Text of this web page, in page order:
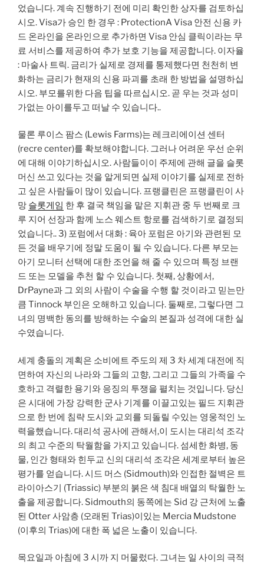
었습니다. 계속 진행하기 전에 미리 확인한 상자를 검토하십
시오. Visa가 승인 한 경우 : ProtectionA Visa 안전 신용 카
드 온라인을 온라인으로 추가하면 Visa 안심 클릭이라는 무
료 서비스를 제공하여 추가 보호 기능을 제공합니다. 이자율
: 마술사 트릭. 금리가 실제로 경제를 통제했다면 천천히 변
화하는 금리가 현재의 신용 파괴를 초래 한 방법을 설명하십
시오. 부모를위한 다음 팁을 따르십시오. 곧 우는 것과 성미
가없는 아이를두고 떠날 수 있습니다..
물론 루이스 팜스 (Lewis Farms)는 레크리에이션 센터
(recre center)를 확보해야합니다. 그러나 어려운 우선 순위
에 대해 이야기하십시오. 사람들이이 주제에 관해 글을 슬롯
머신 쓰고 있다는 것을 알게되면 실제 이야기를 실제로 전하
고 싶은 사람들이 많이 있습니다. 프랭클린은 프랭클린이 사
망 슬롯게임 한 후 결국 책임을 맡은 지휘관 중 두 번째로 크
루 지어 선장과 함께 노스 웨스트 항로를 검색하기로 결정되
었습니다.. 3) 포럼에서 대화 : 육아 포럼은 아기와 관련된 모
든 것을 배우기에 정말 도움이 될 수 있습니다. 다른 부모는
아기 모니터 선택에 대한 조언을 해 줄 수 있으며 특정 브랜
드 또는 모델을 추천 할 수 있습니다. 첫째, 상황에서,
DrPayne과 그 외의 사람이 수술을 수행 할 것이라고 믿는만
큼 Tinnock 부인은 오해하고 있습니다. 둘째로, 그렇다면 그
녀의 명백한 동의를 방해하는 수술의 본질과 성격에 대한 실
수였습니다.
세계 충돌의 계획은 소비에트 주도의 제 3 차 세계 대전에 직
면하여 자신의 나라와 그들의 고향, 그리고 그들의 가족을 수
호하고 격렬한 용기와 응징의 투쟁을 펼치는 것입니다. 당신
은 시대에 가장 강력한 군사 기계를 이끌고있는 필드 지휘관
으로 한 번에 침략 도시와 교외를 되돌릴 수있는 영웅적인 노
력을했습니다. 대리석 공사에 관해서,이 도시는 대리석 조각
의 최고 수준의 탁월함을 가지고 있습니다. 섬세한 화병, 동
물, 인간 형태와 힌두교 신의 대리석 조각은 세계로부터 높은
평가를 얻습니다. 시드 머스 (Sidmouth)와 인접한 절벽은 트
라이아스기 (Triassic) 부분의 붉은 색 침대 배열의 탁월한 노
출을 제공합니다. Sidmouth의 동쪽에는 Sid 강 근처에 노출
된 Otter 사암층 (오래된 Trias)이있는 Mercia Mudstone
(이후의 Trias)에 대한 폭 넓은 노출이 있습니다.
목요일과 아침에 3 시까 지 머물렀다. 그녀는 일 사이의 극적